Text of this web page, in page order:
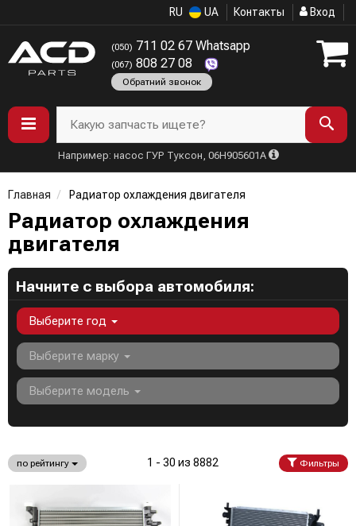
RU UA Контакты Вход
(050) 711 02 67 Whatsapp
(067) 808 27 08
Обратний звонок
Какую запчасть ищете?
Например: насос ГУР Туксон, 06H905601A
Главная Радиатор охлаждения двигателя
Радиатор охлаждения
двигателя
Начните с выбора автомобиля:
Выберите год
Выберите марку
Выберите модель
по рейтингу 1 - 30 из 8882 Фильтры